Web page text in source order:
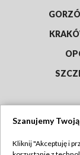
Szanujemy
Kliknij "Akceptuję i